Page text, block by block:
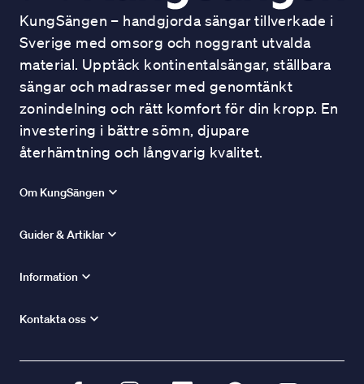
KungSängen – handgjorda sängar tillverkade i
Sverige med omsorg och noggrant utvalda
material. Upptäck kontinentalsängar, ställbara
sängar och madrasser med genomtänkt
zonindelning och rätt komfort för din kropp. En
investering i bättre sömn, djupare
återhämtning och långvarig kvalitet.
Om KungSängen
Guider & Artiklar
Information
Kontakta oss